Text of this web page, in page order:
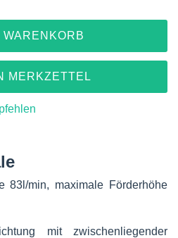
WARENKORB
MERKZETTEL
83l/min, maximale Förderhöhe
mit zwischenliegender